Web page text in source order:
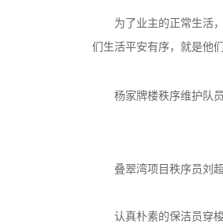
为了业主的正常生活
们生活平安有序，就是他
杨家牌楼秩序维护队
叠翠湾项目秩序员刘
认真朴素的保洁员穿